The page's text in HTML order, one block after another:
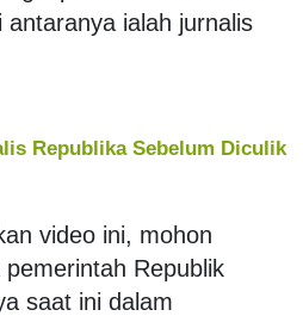
ialah jurnalis
Republika Sebelum Diculik
video ini, mohon
Republik
saat ini dalam